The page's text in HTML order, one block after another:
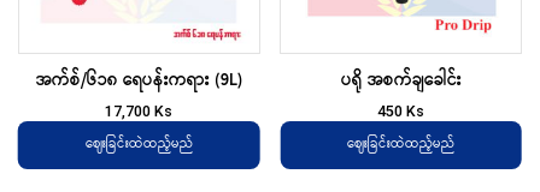
အက်စ်/၆၁၈ ရေပန်းကရား (9L)
17,700Ks
ဈေးခြင်းထဲထည့်မည်
ပရို အစက်ချခေါင်း
450Ks
ဈေးခြင်းထဲထည့်မည်